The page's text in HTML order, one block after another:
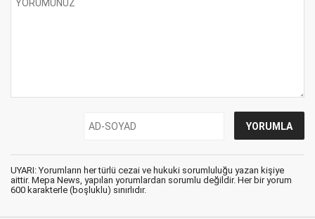
UYARI: Yorumların her türlü cezai ve hukuki sorumluluğu yazan kişiye
aittir. Mepa News, yapılan yorumlardan sorumlu değildir. Her bir yorum
600 karakterle (boşluklu) sınırlıdır.